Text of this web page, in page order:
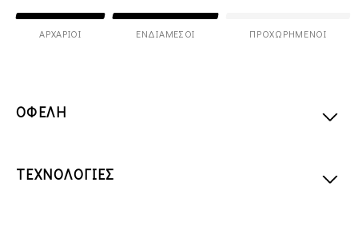
ΑΡΧΆΡΙΟΙ ΕΝΔΙΆΜΕΣΟΙ ΠΡΟΧΩΡΗΜΈΝΟΙ
ΟΦΕΛΗ
ΤΕΧΝΟΛΟΓΙΕΣ